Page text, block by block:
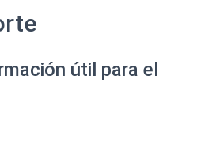
útil para el